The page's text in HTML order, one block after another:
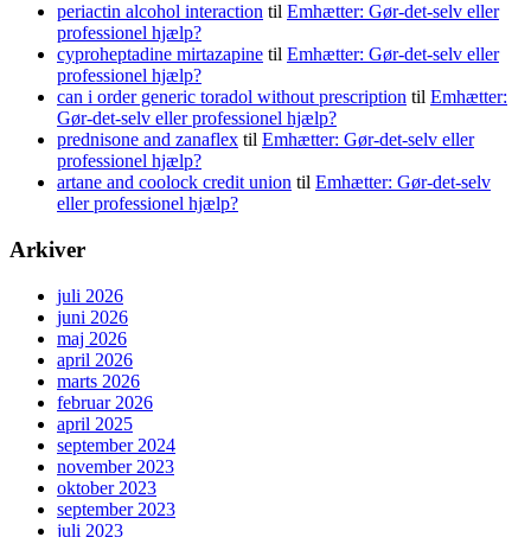
periactin alcohol interaction til Emhætter: Gør-det-selv eller
professionel hjælp?
cyproheptadine mirtazapine til Emhætter: Gør-det-selv eller
professionel hjælp?
can i order generic toradol without prescription til Emhætter:
Gør-det-selv eller professionel hjælp?
prednisone and zanaflex til Emhætter: Gør-det-selv eller
professionel hjælp?
artane and coolock credit union til Emhætter: Gør-det-selv
eller professionel hjælp?
Arkiver
juli 2026
juni 2026
maj 2026
april 2026
marts 2026
februar 2026
april 2025
september 2024
november 2023
oktober 2023
september 2023
juli 2023